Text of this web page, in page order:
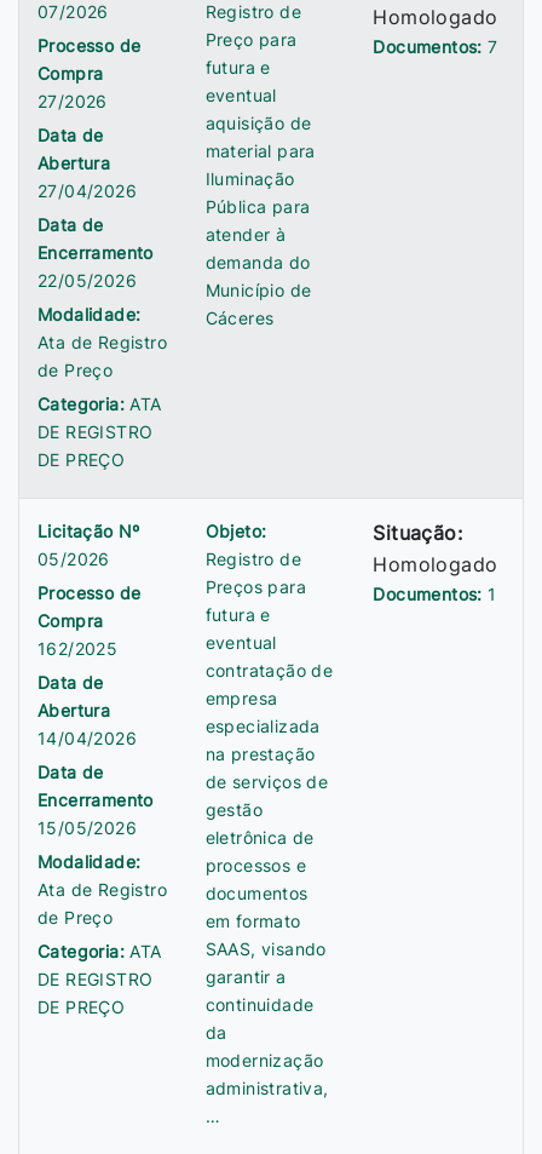
07/2026
Processo de
Compra
27/2026
Data de
Abertura
27/04/2026
Data de
Encerramento
22/05/2026
Modalidade:
Ata de Registro
de Preço
Categoria:ATA
DE REGISTRO
DE PREÇO
Registro de
Preço para
futura e
eventual
aquisição de
material para
Iluminação
Pública para
atender à
demanda do
Município de
Cáceres
Homologado
Documentos:7
Licitação Nº
05/2026
Processo de
Compra
162/2025
Data de
Abertura
14/04/2026
Data de
Encerramento
15/05/2026
Modalidade:
Ata de Registro
de Preço
Categoria:ATA
DE REGISTRO
DE PREÇO
Objeto:
Registro de
Preços para
futura e
eventual
contratação de
empresa
especializada
na prestação
de serviços de
gestão
eletrônica de
processos e
documentos
em formato
SAAS, visando
garantir a
continuidade
da
modernização
administrativa,
…
Situação:
Homologado
Documentos:1